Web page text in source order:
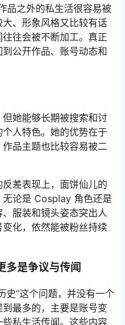
品之外的私生活很容易被
、形象风格又比较有话
往会被不断加工。真正
公开作品、账号动态和
她能够长期被搜索和讨
人特色。她的优势在于
品主题也比较容易被二
差表现上，面饼仙儿的
论是 Cosplay 角色还是
服装和镜头姿态突出人
化，依然能被粉丝持续
多是争议与传闻
史”这个问题，并没有一个
最多的，主要是账号变
私生活传闻。这些内容